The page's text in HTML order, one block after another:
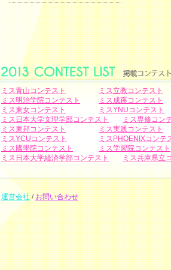
ミス青山コンテスト ミス立教コンテスト
ミス明治学院コンテスト
ミス成蹊コンテスト
ミス東女コンテスト
ミスYNUコンテスト
ミス日本大学文理学部コンテスト
ミス専修コン
ミス東邦コンテスト
ミス実践コンテスト
ミスYCUコンテスト
ミスPHOENIXコンテ
ミス國學院コンテスト
ミス学習院コンテスト
ミス日本大学経済学部コンテスト
ミス兵庫県立
運営会社/お問い合わせ